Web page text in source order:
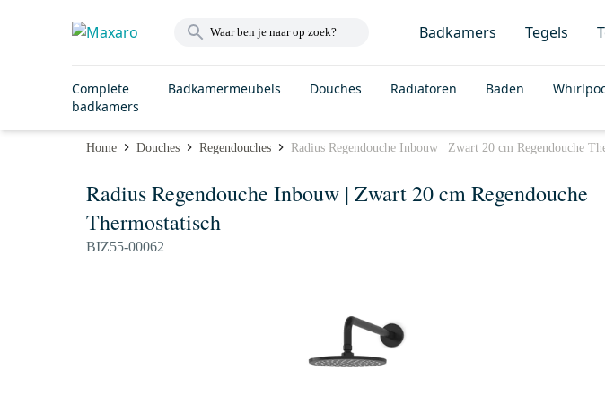
Badkamers Tegels
Complete
badkamers
Badkamermeubels Douches Radiatoren Baden
Home Douches Regendouches Radius Regendouche Inbouw | Zwart 20 cm Regendouche
Radius Regendouche Inbouw | Zwart 20 cm Regendouche
Thermostatisch
BIZ55-00062